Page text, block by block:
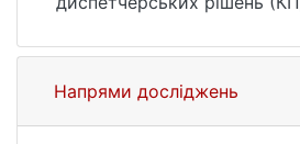
реальної системи
процеси навчання
ефективнішими.
Напрями досліджень